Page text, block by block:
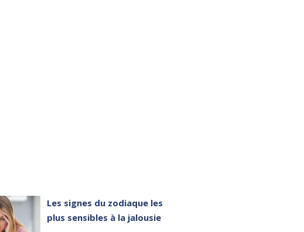
Les signes du zodiaque les
plus sensibles à la jalousie